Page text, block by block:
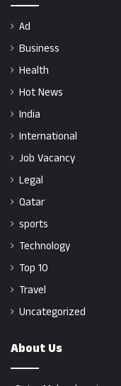
Ad
Business
Health
Hot News
India
International
Job Vacancy
Legal
Qatar
sports
Technology
Top 10
Travel
Uncategorized
About Us